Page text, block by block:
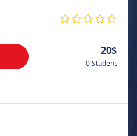
20$
0 Student